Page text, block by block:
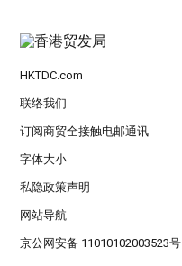
HKTDC.com
联络我们
订阅商贸全接触电邮通讯
字体大小
私隐政策声明
网站导航
京公网安备 11010102003523号